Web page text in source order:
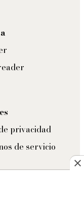
privacidad
de servicio